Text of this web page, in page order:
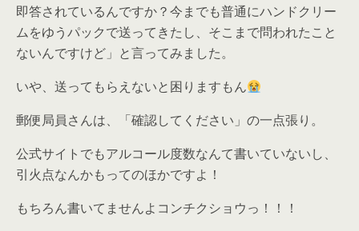
即答されているんですか？今までも普通にハンドクリー
ムをゆうパックで送ってきたし、そこまで問われたこと
ないんですけど」と言ってみました。
いや、送ってもらえないと困りますもん
郵便局員さんは、「確認してください」の一点張り。
公式サイトでもアルコール度数なんて書いていないし、
引火点なんかもってのほかですよ！
もちろん書いてませんよコンチクショウっ！！！